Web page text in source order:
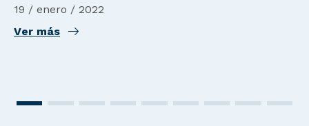
19 / enero / 2022
Ver más